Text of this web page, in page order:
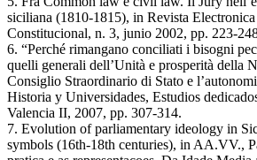
siciliana (1810-1815), in Revista
Constitucional, n. 3, junio 2002, pp. 223-
6. “Perché rimangano conciliati i bisogni
quelli generali dell’Unità e prosperità della
Consiglio Straordinario di Stato e
Historia y Universidades, Estudios
Valencia II, 2007, pp. 307-314.
7. Evolution of parliamentary ideology in
symbols (16th-18th centuries), in AA.VV.,